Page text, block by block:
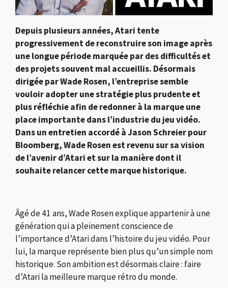
Depuis plusieurs années,Atari tente
progressivement de reconstruire son image après
une longue période marquée par des difficultés et
des projets souvent mal accueillis. Désormais
dirigée parWade Rosen, l’entreprise semble
vouloir adopter une stratégie plus prudente et
plus réfléchie afin de redonner à la marque une
place importante dans l’industrie du jeu vidéo.
Dans un entretien accordé àJason Schreierpour
Bloomberg, Wade Rosen est revenu sur sa vision
de l’avenir d’Atari et sur la manière dont il
souhaite relancer cette marque historique.
Âgé de 41 ans, Wade Rosen explique appartenir à une
génération qui a pleinement conscience de
l’importance d’Atari dans l’histoire du jeu vidéo. Pour
lui, la marque représente bien plus qu’un simple nom
historique. Son ambition est désormais claire : faire
d’Atari la meilleure marque rétro du monde.